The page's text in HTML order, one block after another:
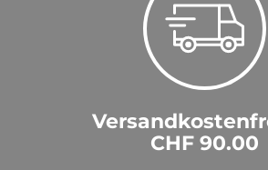
CHF 90.00